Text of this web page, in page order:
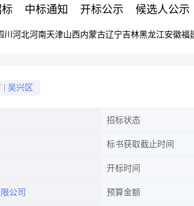
中标通知 开标公示 候选人公示
川 河北河南天津山西内蒙古辽宁吉林黑龙江安徽福
吴兴区
招标状态
标书获取截止时间
开标时间
公司 预算金额